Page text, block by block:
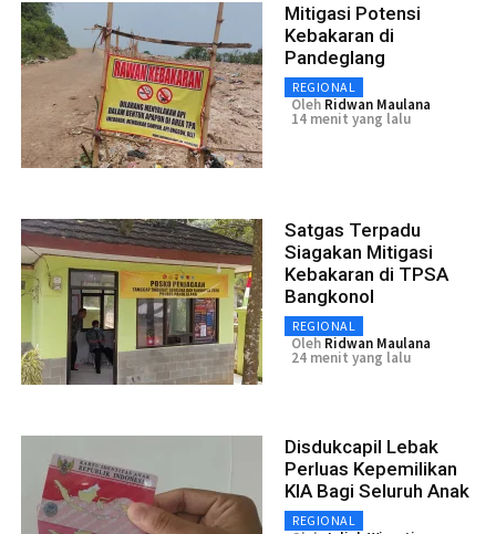
Mitigasi Potensi
Kebakaran di
Pandeglang
REGIONAL
Oleh Ridwan Maulana
14 menit yang lalu
Satgas Terpadu
Siagakan Mitigasi
Kebakaran di TPSA
Bangkonol
REGIONAL
Oleh Ridwan Maulana
24 menit yang lalu
Disdukcapil Lebak
Perluas Kepemilikan
KIA Bagi Seluruh Anak
REGIONAL